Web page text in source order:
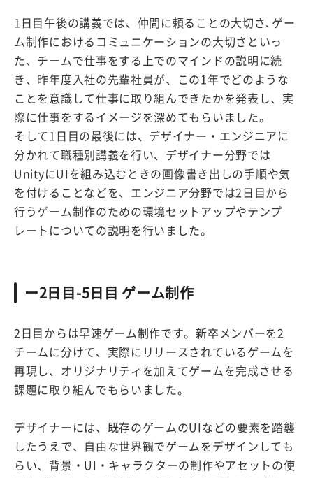
1日目午後の講義では、仲間に頼ることの大切さ､ゲー
ム制作におけるコミュニケーションの大切さといっ
た、チームで仕事をする上でのマインドの説明に続
き、昨年度入社の先輩社員が、この1年でどのような
ことを意識して仕事に取り組んできたかを発表し、実
際に仕事をするイメージを深めてもらいました。
そして1日目の最後には、デザイナー・エンジニアに
分かれて職種別講義を行い、デザイナー分野では
UnityにUIを組み込むときの画像書き出しの手順や気
を付けることなどを、エンジニア分野では2日目から
行うゲーム制作のための環境セットアップやテンプ
レートについての説明を行いました。
ー2日目-5日目 ゲーム制作
2日目からは早速ゲーム制作です。新卒メンバーを2
チームに分けて、実際にリリースされているゲームを
再現し、オリジナリティを加えてゲームを完成させる
課題に取り組んでもらいました。
デザイナーには、既存のゲームのUIなどの要素を踏襲
したうえで、自由な世界観でゲームをデザインしても
らい、背景・UI・キャラクターの制作やアセットの使